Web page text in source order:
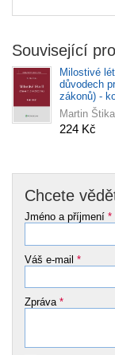
Související
Milostivé
důvodech
zákonů) -
Martin Štika
224 Kč
Chcete
Jméno a příjmení *
Váš e-mail *
Zpráva *